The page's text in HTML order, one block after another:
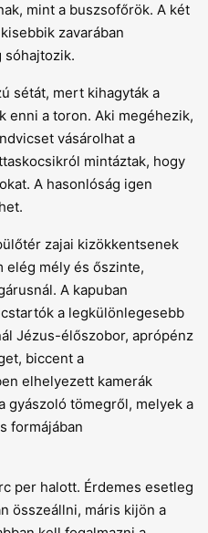
mint a buszsofőrök. A két
zavarában
sóhajtozik.
sétát, mert kihagyták a
enni a toron. Aki megéhezik,
vásárolhat a
mintáztak, hogy
A hasonlóság igen
zajai kizökkentsenek
elég mély és őszinte,
A kapuban
a legkülönlegesebb
Jézus-élőszobor, aprópénz
biccent a
elhelyezett kamerák
gyászoló tömegről, melyek a
formájában
per halott. Érdemes esetleg
összeállni, máris kijön a